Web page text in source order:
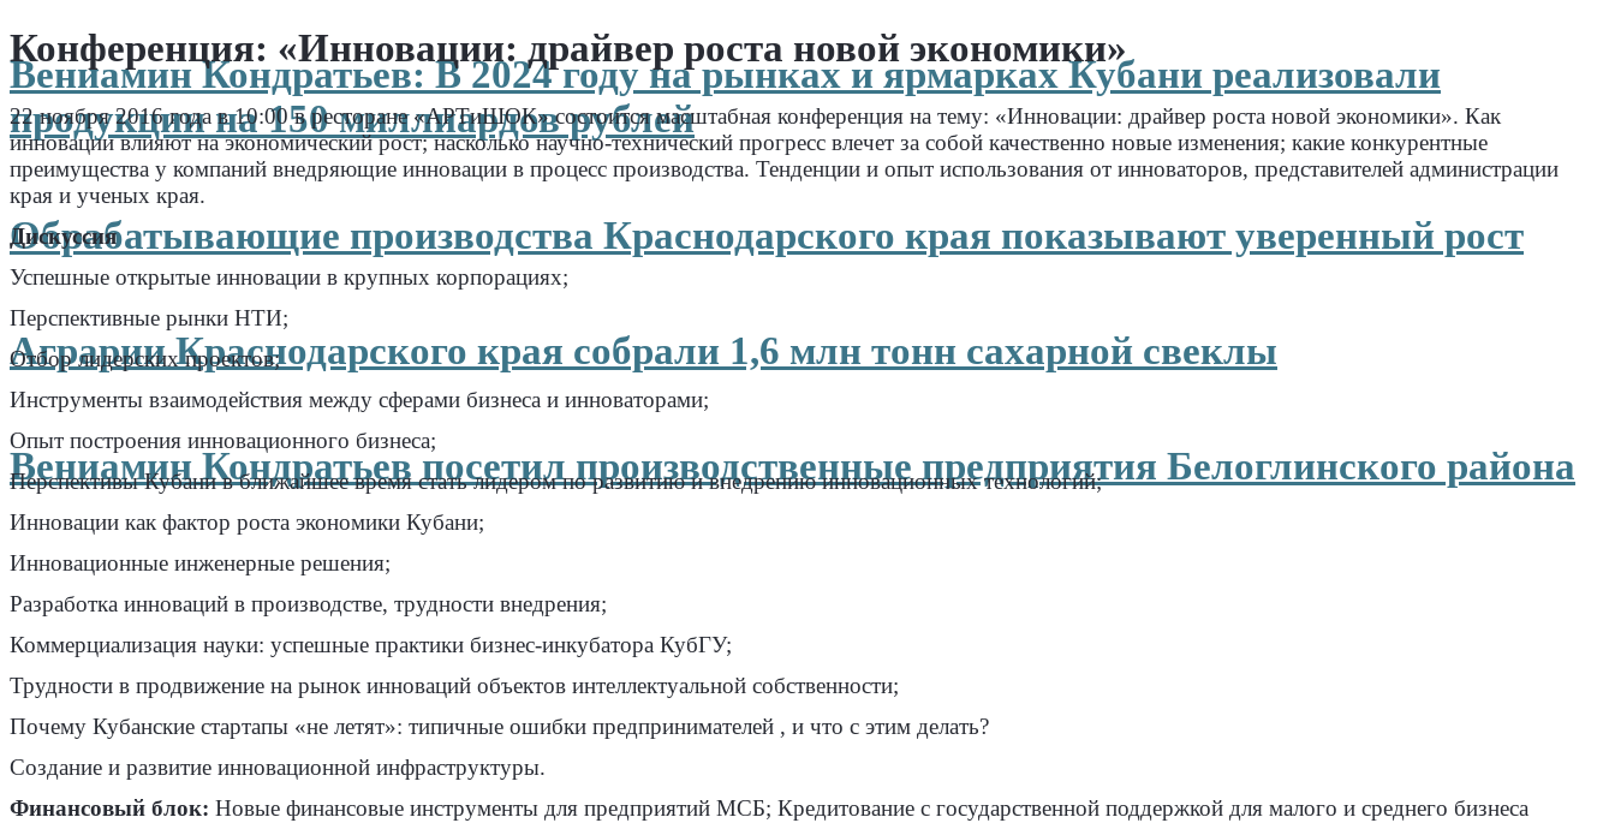
Вениамин Кондратьев: В 2024 году на рынках и ярмарках Кубани реализовали
продукции на 150 миллиардов рублей
Обрабатывающие производства Краснодарского края показывают уверенный рост
Аграрии Краснодарского края собрали 1,6 млн тонн сахарной свеклы
Вениамин Кондратьев посетил производственные предприятия Белоглинского района
Конференция: «Инновации: драйвер роста новой экономики»
22 ноября 2016 года в 10:00 в ресторане «АРТиШОК» состоится масштабная конференция на тему: «Инновации: драйвер роста новой экономики». Как
инновации влияют на экономический рост; насколько научно-технический прогресс влечет за собой качественно новые изменения; какие конкурентные
преимущества у компаний внедряющие инновации в процесс производства. Тенденции и опыт использования от инноваторов, представителей администрации
края и ученых края.
Дискуссия
Успешные открытые инновации в крупных корпорациях;
Перспективные рынки НТИ;
Отбор лидерских проектов;
Инструменты взаимодействия между сферами бизнеса и инноваторами;
Опыт построения инновационного бизнеса;
Перспективы Кубани в ближайшее время стать лидером по развитию и внедрению инновационных технологий;
Инновации как фактор роста экономики Кубани;
Инновационные инженерные решения;
Разработка инноваций в производстве, трудности внедрения;
Коммерциализация науки: успешные практики бизнес-инкубатора КубГУ;
Трудности в продвижение на рынок инноваций объектов интеллектуальной собственности;
Почему Кубанские стартапы «не летят»: типичные ошибки предпринимателей , и что с этим делать?
Создание и развитие инновационной инфраструктуры.
Финансовый блок: Новые финансовые инструменты для предприятий МСБ; Кредитование с государственной поддержкой для малого и среднего бизнеса